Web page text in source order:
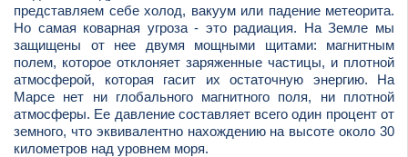
представляем себе холод, вакуум или падение метеорита.
Но самая коварная угроза - это радиация. На Земле мы
защищены от нее двумя мощными щитами: магнитным
полем, которое отклоняет заряженные частицы, и плотной
атмосферой, которая гасит их остаточную энергию. На
Марсе нет ни глобального магнитного поля, ни плотной
атмосферы. Ее давление составляет всего один процент от
земного, что эквивалентно нахождению на высоте около 30
километров над уровнем моря.